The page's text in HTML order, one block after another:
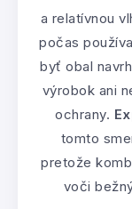
a relatívnou
počas
byť obal
výrobok ani
ochrany.
tomto
pretože
voči